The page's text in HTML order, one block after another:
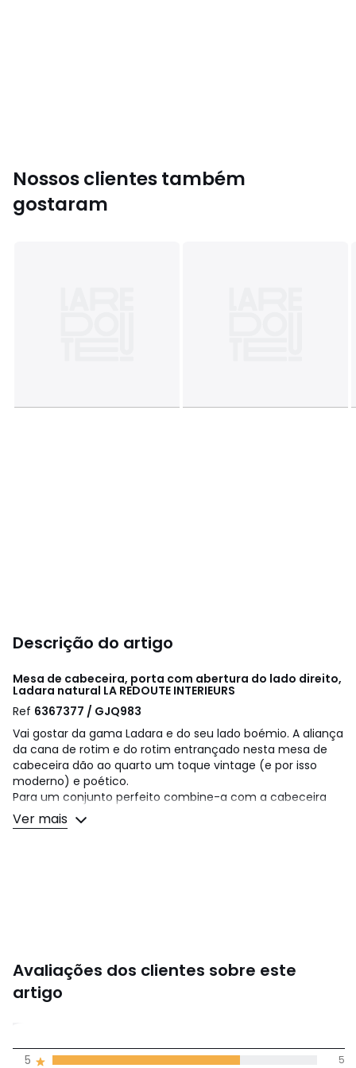
Nossos clientes também
gostaram
Descrição do artigo
Mesa de cabeceira, porta com abertura do lado direito,
Ladara natural LA REDOUTE INTERIEURS
Ref 6367377 / GJQ983
Vai gostar da gama Ladara e do seu lado boémio. A aliança
da cana de rotim e do rotim entrançado nesta mesa de
cabeceira dão ao quarto um toque vintage (e por isso
moderno) e poético.
Para um conjunto perfeito combine-a com a cabeceira
de cama da mesma gama! Toque final, é fabricada
artesanalmente. Uma criação La Redoute Intérieurs.
• 2 prateleiras fixas no interior
• Entregue montada
• Largura: 47 cm
Ver mais
Avaliações dos clientes sobre este
artigo
4,7
(7)
5 5